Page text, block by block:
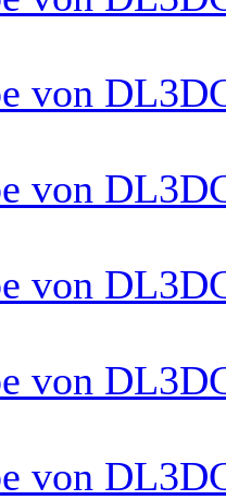
von
von
von
von
von